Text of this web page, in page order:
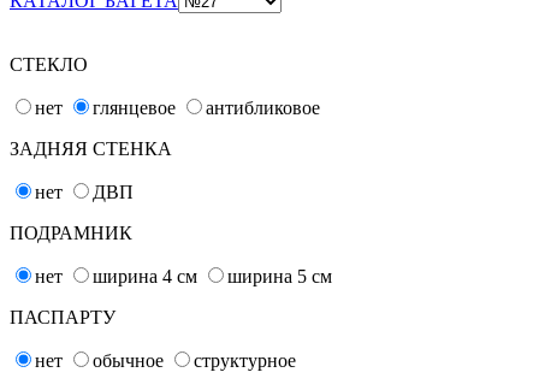
СТЕКЛО
нет глянцевое
антибликовое
ЗАДНЯЯ СТЕНКА
нет
ДВП
ПОДРАМНИК
нет ширина 4 см ширина 5 см
ПАСПАРТУ
нет обычное
структурное